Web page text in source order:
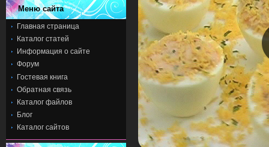
Меню сайта
Главная страница
Каталог статей
Информация о сайте
Форум
Гостевая книга
Обратная связь
Каталог файлов
Блог
Каталог сайтов